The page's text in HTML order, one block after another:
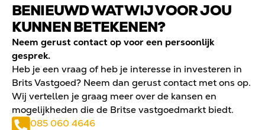
BENIEUWD WAT WIJ VOOR JOU
KUNNEN BETEKENEN?
Neem gerust contact op voor een persoonlijk
gesprek.
Heb je een vraag of heb je interesse in investeren in
Brits Vastgoed? Neem dan gerust contact met ons op.
Wij vertellen je graag meer over de kansen en
mogelijkheden die de Britse vastgoedmarkt biedt.
085 060 4646